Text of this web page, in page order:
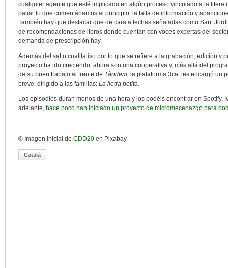
cualquier agente que esté implicado en algún proceso vinculado a la
paliar lo que comentábamos al principio: la falta de información y
También hay que destacar que de cara a fechas señaladas como Sant
de recomendaciones de libros donde cuentan con voces expertas del
demanda de prescripción hay.
Además del salto cualitativo por lo que se refiere a la grabación, edición y
proyecto ha ido creciendo: ahora son una cooperativa y, más allá del
de su buen trabajo al frente de Tàndem, la plataforma 3cat les encargó un
breve, dirigido a las familias: La lletra petita.
Los episodios duran menos de una hora y los podéis encontrar en Spotify,
adelante, hace poco han iniciado un proyecto de micromecenazgo para
© Imagen inicial de CDD20 en Pixabay
Català